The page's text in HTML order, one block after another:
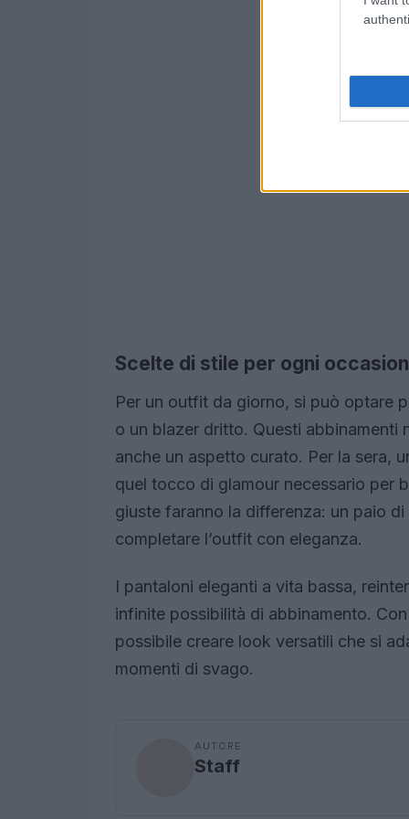
Scelte di stile per ogni
Per un outfit da giorno, si può optare
o un blazer dritto. Questi
anche un aspetto curato. Per la sera,
quel tocco di glamour necessario per
giuste faranno la differenza: un paio di
completare l’outfit con eleganza.
I pantaloni eleganti a vita bassa,
infinite possibilità di abbinamento.
possibile creare look versatili che si
momenti di svago.
AUTORE
Staff